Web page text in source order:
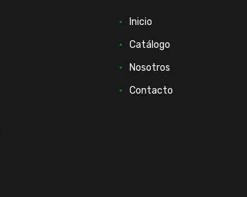
Inicio
Catálogo
Nosotros
Contacto